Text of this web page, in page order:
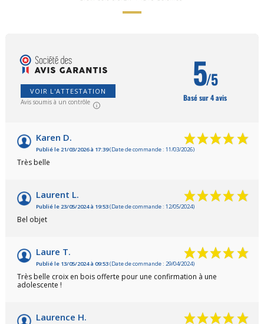
VOIR L'ATTESTATION
Avis soumis à un contrôle
5/5
Basé sur 4 avis
Karen D.
Publié le 21/03/2026 à 17:39(Date de commande : 11/03/2026)
Très belle
Laurent L.
Publié le 23/05/2024 à 19:53(Date de commande : 12/05/2024)
Bel objet
Laure T.
Publié le 13/05/2024 à 09:53(Date de commande : 29/04/2024)
Très belle croix en bois offerte pour une confirmation à une
adolescente !
Laurence H.